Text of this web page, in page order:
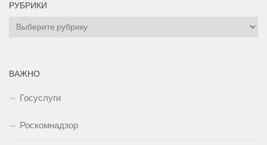
РУБРИКИ
Рубрики
ВАЖНО
Госуслуги
Роскомнадзор